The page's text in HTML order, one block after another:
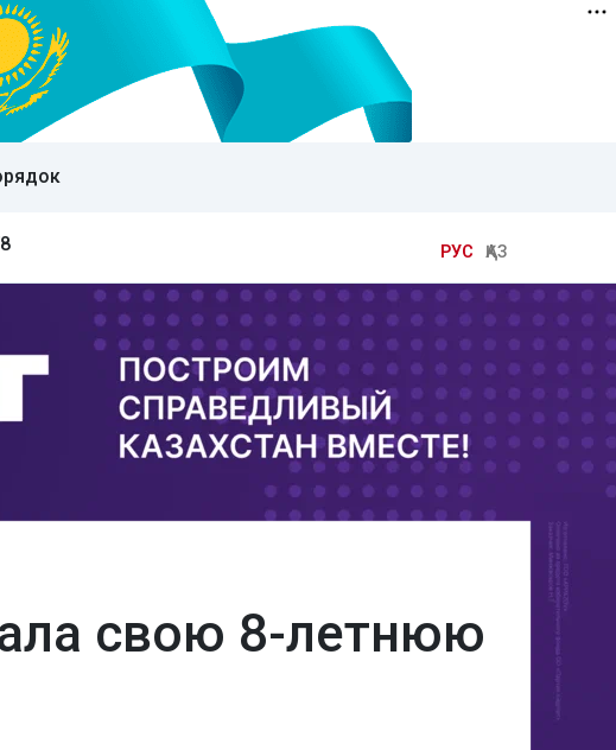
РУС ҚАЗ
свою 8-летнюю